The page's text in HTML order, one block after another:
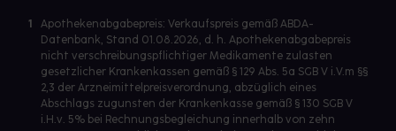
1
Apothekenabgabepreis: Verkaufspreis gemäß ABDA-
Datenbank, Stand 01.08.2026, d. h. Apothekenabgabepreis
nicht verschreibungspflichtiger Medikamente zulasten
gesetzlicher Krankenkassen gemäß § 129 Abs. 5a SGB V i.V.m §§
2,3 der Arzneimittelpreisverordnung, abzüglich eines
Abschlags zugunsten der Krankenkasse gemäß § 130 SGB V
i.H.v. 5% bei Rechnungsbegleichung innerhalb von zehn